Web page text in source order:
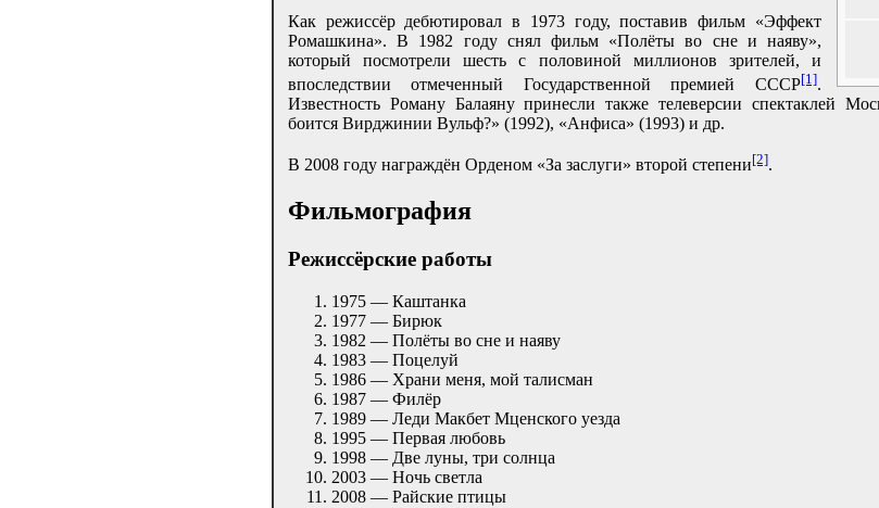
Как режиссёр дебютировал в 1973 году, поставив фильм «Эффект
Ромашкина». В 1982 году снял фильм «Полёты во сне и наяву»,
который посмотрели шесть с половиной миллионов зрителей, и
впоследствии отмеченный Государственной премией СССР[1].
Известность Роману Балаяну принесли также телеверсии спектаклей
боится Вирджинии Вульф?» (1992), «Анфиса» (1993) и др.
В 2008 году награждён Орденом «За заслуги» второй степени[2].
Фильмография
Режиссёрские работы
1975 — Каштанка
1977 — Бирюк
1982 — Полёты во сне и наяву
1983 — Поцелуй
1986 — Храни меня, мой талисман
1987 — Филёр
1989 — Леди Макбет Мценского уезда
1995 — Первая любовь
1998 — Две луны, три солнца
2003 — Ночь светла
2008 — Райские птицы